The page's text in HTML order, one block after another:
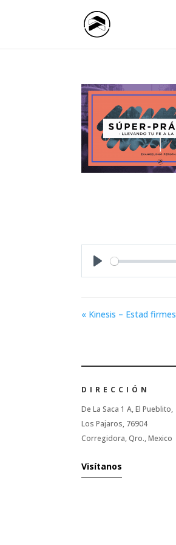
« Kinesis – Estad firmes
DIRECCIÓN
De La Saca 1 A, El Pueblito,
Los Pajaros, 76904
Corregidora, Qro., Mexico
Visítanos